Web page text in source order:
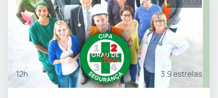
CIPA
12h 3.9 estrelas